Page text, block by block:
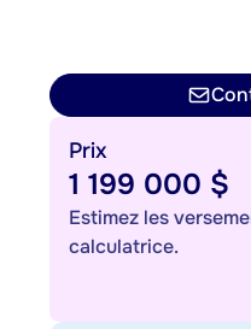
Prix
1 199 000 $
Estimez les
calculatrice.